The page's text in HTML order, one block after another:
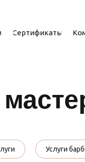
Сертификаты
Услуги